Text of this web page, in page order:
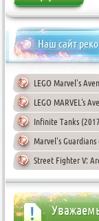
Наш сайт
LEGO Marvel's
LEGO MARVEL's
Infinite Tanks
Marvel's
Street Fighter V: